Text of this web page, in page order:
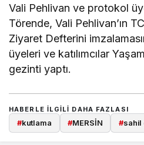
Vali Pehlivan ve protokol
Törende, Vali Pehlivan’ın
Ziyaret Defterini
üyeleri ve katılımcılar
gezinti yaptı.
HABERLE ILGILI DAHA FAZLASI
#kutlama #MERSİN #sahil